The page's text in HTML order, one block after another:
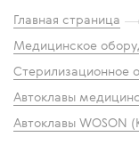
Главная страница
Медицинское
Стерилизационное
Автоклавы
Автоклавы WOSON